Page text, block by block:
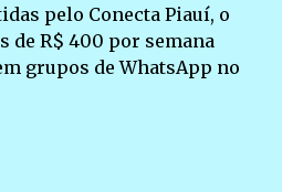
pelo Conecta Piauí, o
de R$ 400 por semana
grupos de WhatsApp no